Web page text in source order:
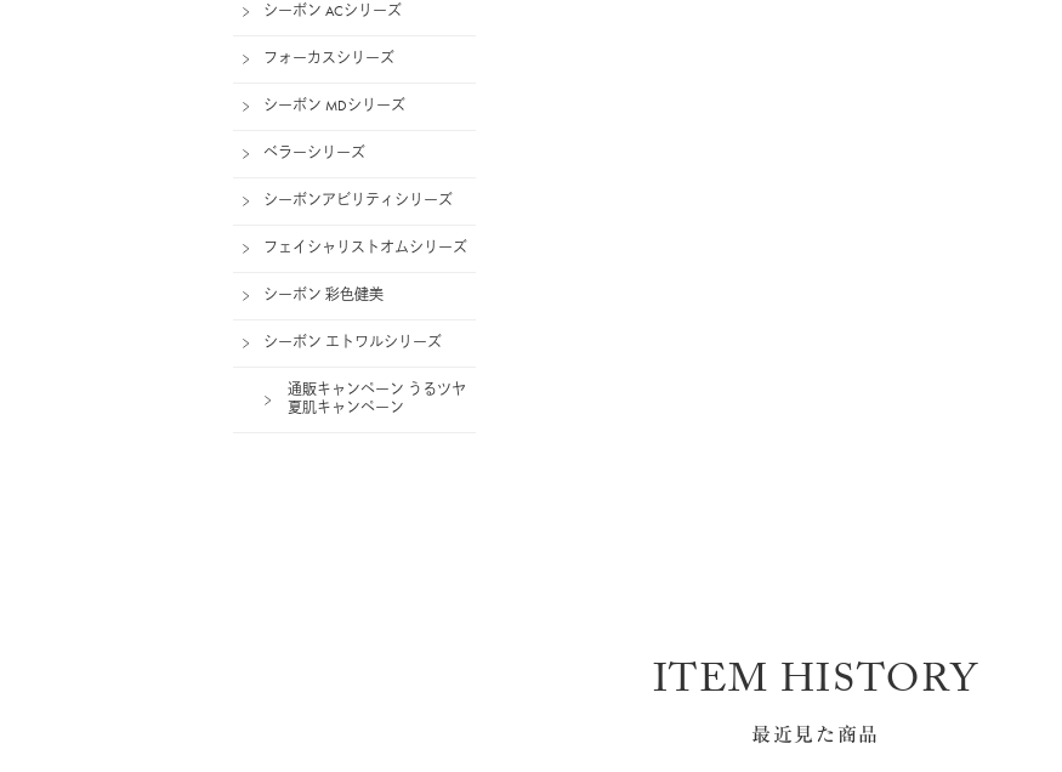
シーボン ACシリーズ
フォーカスシリーズ
シーボン MDシリーズ
ベラーシリーズ
シーボンアビリティシリーズ
フェイシャリストオムシリーズ
シーボン 彩色健美
シーボン エトワルシリーズ
通販キャンペーン うるツヤ
夏肌キャンペーン
ITEM HISTORY
最近見た商品